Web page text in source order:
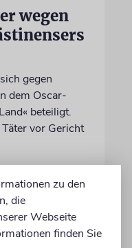
wegen
gegen
dem Oscar-
beteiligt.
vor Gericht
zu den
die
Webseite
finden Sie